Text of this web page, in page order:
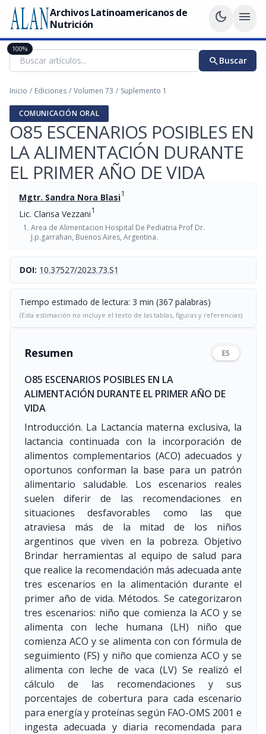
Archivos Latinoamericanos de
Nutrición
dark_mode menu
searchBuscar
Inicio / Ediciones / Volumen 73 / Suplemento 1
COMUNICACIÓN ORAL
O85 ESCENARIOS POSIBLES EN
LA ALIMENTACIÓN DURANTE
EL PRIMER AÑO DE VIDA
Mgtr. Sandra Nora Blasi1
Lic. Clarisa Vezzani1
Area de Alimentacion Hospital De Pediatria Prof Dr.
J.p.garrahan, Buenos Aires, Argentina.
DOI: 10.37527/2023.73.S1
Tiempo estimado de lectura: 3 min (367 palabras)
(Esta estimación no incluye el texto de las tablas, figuras y referencias)
Resumen ES
O85 ESCENARIOS POSIBLES EN LA
ALIMENTACIÓN DURANTE EL PRIMER AÑO DE
VIDA
Introducción. La Lactancia materna exclusiva, la
lactancia continuada con la incorporación de
alimentos complementarios (ACO) adecuados y
oportunos conforman la base para un patrón
alimentario saludable. Los escenarios reales
suelen diferir de las recomendaciones en
situaciones desfavorables como las que
atraviesa más de la mitad de los niños
argentinos que viven en la pobreza. Objetivo
Brindar herramientas al equipo de salud para
que realice la recomendación más adecuada ante
tres escenarios en la alimentación durante el
primer año de vida. Métodos. Se categorizaron
tres escenarios: niño que comienza la ACO y se
alimenta con leche humana (LH) niño que
comienza ACO y se alimenta con con fórmula de
seguimiento (FS) y niño que comienza ACO y se
alimenta con leche de vaca (LV) Se realizó el
cálculo de las recomendaciones y sus
porcentajes de cobertura para cada escenario
para energía y proteínas según FAO-OMS 2001 e
ingesta adecuada y diaria recomendada para
100%